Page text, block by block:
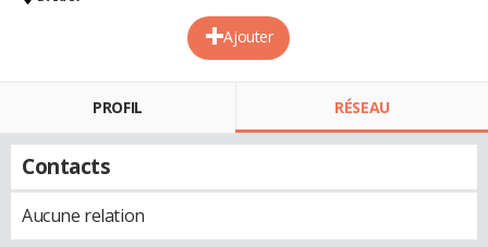
Ajouter
PROFIL RÉSEAU
Contacts
Aucune relation